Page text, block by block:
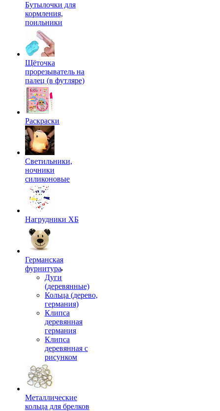
Бутылочки для
кормления,
поильники
Щёточка
прорезыватель на
палец (в футляре)
Раскраски
Светильники,
ночники
силиконовые
Нагрудники ХБ
Германская
фурнитура
Дуги
(деревянные)
Кольца (дерево,
германия)
Клипса
деревянная
германия
Клипса
деревянная с
рисунком
Металлические
кольца для брелков